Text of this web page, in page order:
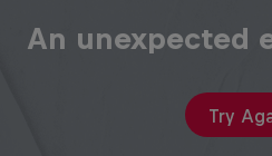
An unexpected
Try